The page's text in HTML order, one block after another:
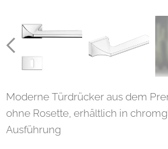
Moderne Türdrücker aus dem
ohne Rosette, erhältlich in
Ausführung